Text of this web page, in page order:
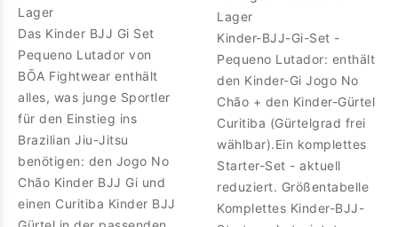
Lager
Das Kinder BJJ Gi Set
Pequeno Lutador von
BŌA Fightwear enthält
alles, was junge Sportler
für den Einstieg ins
Brazilian Jiu-Jitsu
benötigen: den Jogo No
Chão Kinder BJJ Gi und
einen Curitiba Kinder BJJ
Lager
Kinder-BJJ-Gi-Set -
Pequeno Lutador: enthält
den Kinder-Gi Jogo No
Chão + den Kinder-Gürtel
Curitiba (Gürtelgrad frei
wählbar).Ein komplettes
Starter-Set - aktuell
reduziert. Größentabelle
Komplettes Kinder-BJJ-